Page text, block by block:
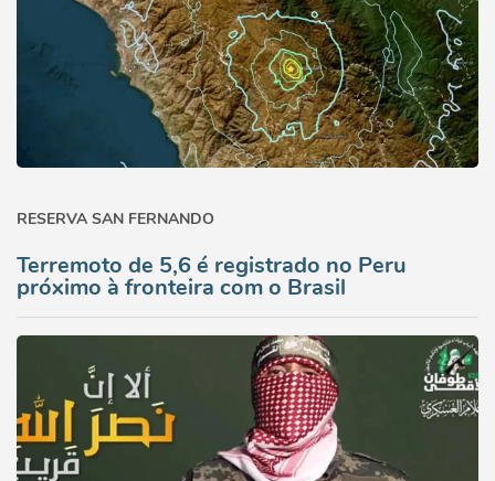
RESERVA SAN FERNANDO
Terremoto de 5,6 é registrado no Peru
próximo à fronteira com o Brasil